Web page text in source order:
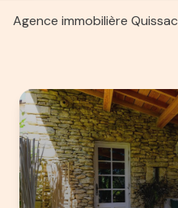
ESTIMATION
Agence immobilière Quissac